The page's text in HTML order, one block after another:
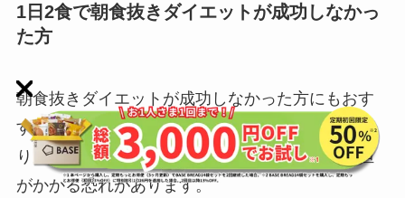
1日2食で朝食抜きダイエットが成功しなかっ
た方
朝食抜きダイエットが成功しなかった方にもおす
すめです。朝食抜きダイエットは栄養が偏った
り、糖質量が少なくなりすぎたりして身体に負担
がかかる恐れがあります。